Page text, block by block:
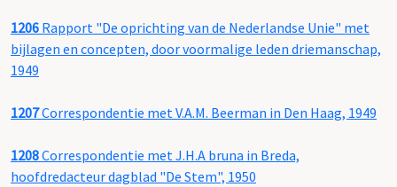
1206 Rapport "De oprichting van de Nederlandse Unie" met
bijlagen en concepten, door voormalige leden driemanschap,
1949
1207Correspondentie met V.A.M. Beerman in Den Haag, 1949
1208Correspondentie met J.H.A bruna in Breda,
hoofdredacteur dagblad "De Stem", 1950